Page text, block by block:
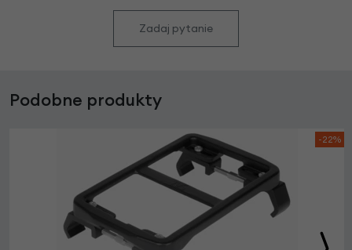
Zadaj pytanie
Podobne produkty
-22%